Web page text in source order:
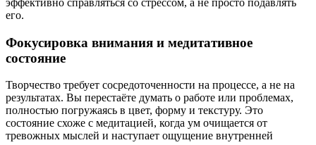
эффективно справляться со стрессом, а не просто подавлять
его.
Фокусировка внимания и медитативное
состояние
Творчество требует сосредоточенности на процессе, а не на
результатах. Вы перестаёте думать о работе или проблемах,
полностью погружаясь в цвет, форму и текстуру. Это
состояние схоже с медитацией, когда ум очищается от
тревожных мыслей и наступает ощущение внутренней